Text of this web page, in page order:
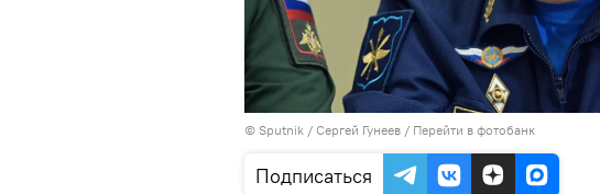
© Sputnik / Сергей Гунеев / Перейти в фотобанк
Подписаться